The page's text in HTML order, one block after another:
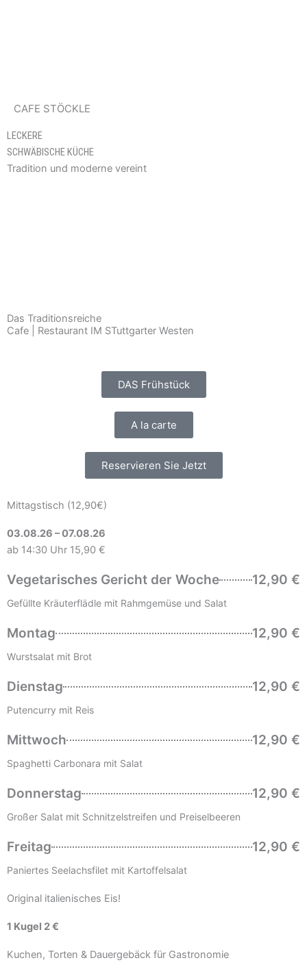
CAFE STÖCKLE
LECKERE
SCHWÄBISCHE KÜCHE
Tradition und moderne vereint
Das Traditionsreiche
Cafe | Restaurant IM STuttgarter Westen
DAS Frühstück
A la carte
Reservieren Sie Jetzt
Mittagstisch (12,90€)
03.08.26 – 07.08.26
ab 14:30 Uhr 15,90 €
Vegetarisches Gericht der Woche 12,90 €
Gefüllte Kräuterflädle mit Rahmgemüse und Salat
Montag 12,90 €
Wurstsalat mit Brot
Dienstag 12,90 €
Putencurry mit Reis
Mittwoch 12,90 €
Spaghetti Carbonara mit Salat
Donnerstag 12,90 €
Großer Salat mit Schnitzelstreifen und Preiselbeeren
Freitag 12,90 €
Paniertes Seelachsfilet mit Kartoffelsalat
Original italienisches Eis!
1 Kugel 2 €
Kuchen, Torten & Dauergebäck für Gastronomie